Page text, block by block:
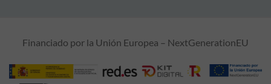
Financiado por la Unión Europea – NextGenerationEU